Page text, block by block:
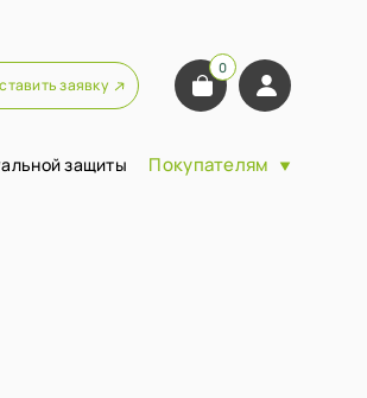
заявку
0
защиты Покупателям